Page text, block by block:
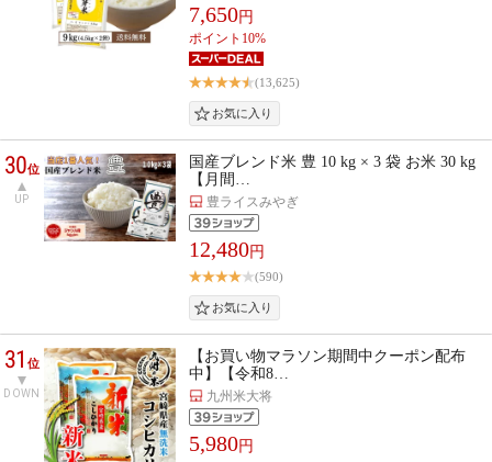
7,650円
ポイント10%
(13,625)
30位
UP
国産ブレンド米 豊 10 kg × 3 袋 お米 30 kg
【月間…
豊ライスみやぎ
12,480円
(590)
31位
DOWN
【お買い物マラソン期間中クーポン配布
中】【令和8…
九州米大将
5,980円